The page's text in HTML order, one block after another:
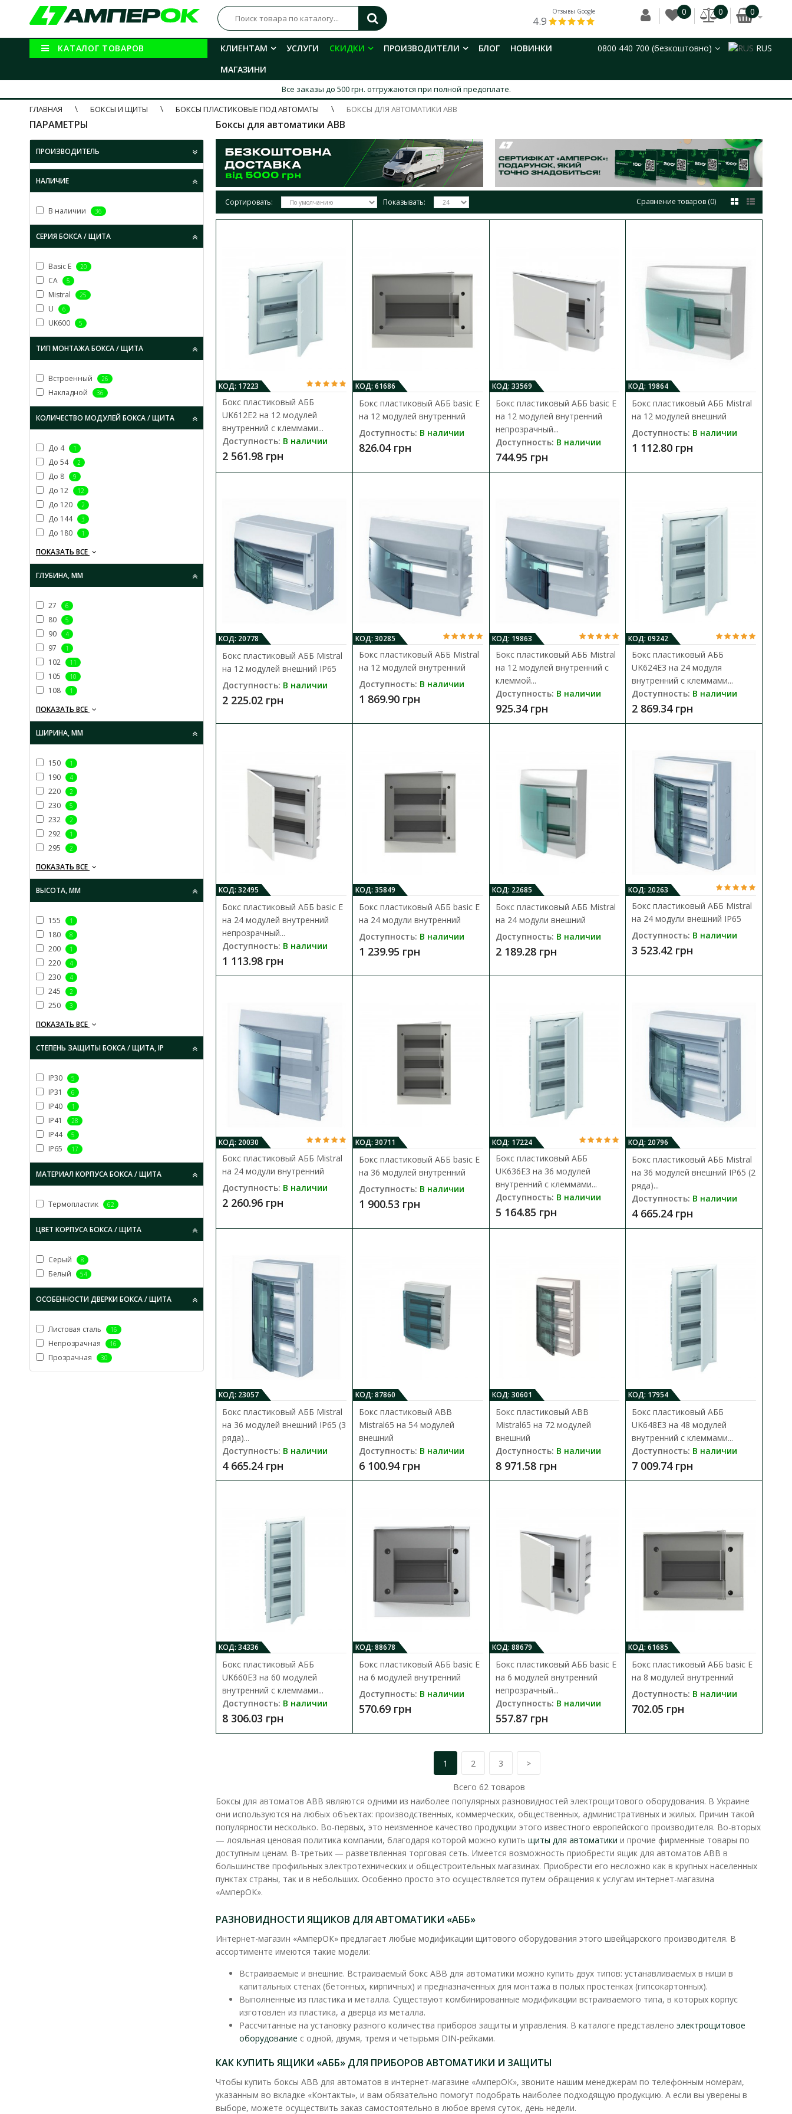
Отзывы Google
4.9
0 0 0
КАТАЛОГ ТОВАРОВ КЛИЕНТАМ УСЛУГИ СКИДКИ ПРОИЗВОДИТЕЛИ БЛОГ
НОВИНКИ
МАГАЗИНИ
0800 440 700 (безкоштовно) RUS
Все заказы до 500 грн. отгружаются при полной предоплате.
ГЛАВНАЯ
БОКСЫ И ЩИТЫ БОКСЫ ПЛАСТИКОВЫЕ ПОД АВТОМАТЫ БОКСЫ ДЛЯ АВТОМАТИКИ ABB
ПАРАМЕТРЫ
ПРОИЗВОДИТЕЛЬ
НАЛИЧИЕ
В наличии 36
СЕРИЯ БОКСА / ЩИТА
Basic E 20
CA 5
Mistral 25
U 6
UK600 5
ТИП МОНТАЖА БОКСА / ЩИТА
Встроенный 26
Накладной 36
КОЛИЧЕСТВО МОДУЛЕЙ БОКСА / ЩИТА
До 4 1
До 54 2
До 8 9
До 12 12
До 120 2
До 144 3
До 180 1
ПОКАЗАТЬ ВСЕ
ГЛУБИНА, ММ
27 6
80 5
90 4
97 1
102 11
105 10
108 1
ПОКАЗАТЬ ВСЕ
ШИРИНА, ММ
150 1
190 4
220 2
230 5
232 2
292 1
295 2
ПОКАЗАТЬ ВСЕ
ВЫСОТА, ММ
155 1
180 8
200 1
220 4
230 4
245 2
250 3
ПОКАЗАТЬ ВСЕ
СТЕПЕНЬ ЗАЩИТЫ БОКСА / ЩИТА, IP
IP30 5
IP31 6
IP40 1
IP41 28
IP44 5
IP65 17
МАТЕРИАЛ КОРПУСА БОКСА / ЩИТА
Термопластик 62
ЦВЕТ КОРПУСА БОКСА / ЩИТА
Cерый 8
Белый 54
ОСОБЕННОСТИ ДВЕРКИ БОКСА / ЩИТА
Листовая сталь 16
Непрозрачная 16
Прозрачная 30
Боксы для автоматики ABB
Сравнение товаров (0)
Сортировать: Показывать:
Доступность: В наличии
Щитки под автоматы AББ серии UK600 доступны в трех основных
вариантах: электрические (распределитель..
В сравнения
В закладки
Бокс пластиковый АББ basic E на 12 модулей внутренний
Доступность: В наличии
Боксы ABB basic E разработаны для применения в квартирах,
коттеджах и административных зданиях. Щит..
Бокс пластиковый АББ basic E на 12 модулей внутренний
Доступность: В наличии
Боксы ABB basic E разработаны для применения в квартирах,
коттеджах и административных зданиях. Щит..
744.95 грн
В сравнения
В закладки
Бокс пластиковый АББ Mistral на 12 модулей внешний
Доступность: В наличии
Новейшая система бытовых шкафов серии Mistral, входящий в новую
В КОРЗИНУ
В сравнения
В закладки
Новейшая система бытовых шкафов серии Mistral, входящий в новую
концепцию System pro E comfort, позв..
2 225.02 грн
В закладки
Бокс пластиковый АББ Mistral на 12 модулей внутренний
Доступность:
Новейшая система бытовых шкафов серии Mistral, входящий в новую
В сравнения
В закладки
Доступность:
Новейшая система бытовых шкафов серии Mistral, входящий в новую
концепцию System pro E comfort, позв..
925.34 грн
В КОРЗИНУ
В сравнения
В закладки
Бокс пластиковый AББ UK624E3 на 24 модуля
внутренний с клеммами
Доступность: В наличии
Щитки под автоматы AББ серии UK600 доступны в трех основных
вариантах: электрические (распределитель..
2 869.34 грн
В сравнения
В закладки
Бокс пластиковый АББ basic E на 24 модулей внутренний
коттеджах и административных зданиях. Щит..
1 113.98 грн
Бокс пластиковый АББ basic E на 24 модули внутренний
Боксы ABB basic E разработаны для применения в квартирах,
1 239.95 грн
В закладки
Бокс пластиковый АББ Mistral на 24 модули внешний
КОД: 17223
Бокс пластиковый AББ
UK612E2 на 12 модулей
внутренний с клеммами...
Доступность: В наличии
2 561.98 грн
КОД: 61686
Бокс пластиковый АББ basic E
на 12 модулей внутренний
Доступность: В наличии
826.04 грн
КОД: 33569
Бокс пластиковый АББ basic E
на 12 модулей внутренний
непрозрачный...
Доступность: В наличии
744.95 грн
КОД: 19864
Бокс пластиковый АББ Mistral
на 12 модулей внешний
Доступность: В наличии
1 112.80 грн
КОД: 20778
Бокс пластиковый АББ Mistral
на 12 модулей внешний IP65
Доступность: В наличии
2 225.02 грн
КОД: 30285
Бокс пластиковый АББ Mistral
на 12 модулей внутренний
Доступность: В наличии
1 869.90 грн
КОД: 19863
Бокс пластиковый АББ Mistral
на 12 модулей внутренний с
клеммой...
Доступность: В наличии
925.34 грн
КОД: 09242
Бокс пластиковый AББ
UK624E3 на 24 модуля
внутренний с клеммами...
Доступность: В наличии
2 869.34 грн
КОД: 32495
Бокс пластиковый АББ basic E
на 24 модулей внутренний
непрозрачный...
Доступность: В наличии
1 113.98 грн
КОД: 35849
Бокс пластиковый АББ basic E
на 24 модули внутренний
Доступность: В наличии
1 239.95 грн
КОД: 22685
Бокс пластиковый АББ Mistral
на 24 модули внешний
Доступность: В наличии
2 189.28 грн
КОД: 20263
Бокс пластиковый АББ Mistral
на 24 модули внешний IP65
Доступность: В наличии
3 523.42 грн
КОД: 20030
Бокс пластиковый АББ Mistral
на 24 модули внутренний
Доступность: В наличии
2 260.96 грн
КОД: 30711
Бокс пластиковый АББ basic E
на 36 модулей внутренний
Доступность: В наличии
1 900.53 грн
КОД: 17224
Бокс пластиковый AББ
UK636E3 на 36 модулей
внутренний с клеммами...
Доступность: В наличии
5 164.85 грн
КОД: 20796
Бокс пластиковый АББ Mistral
на 36 модулей внешний IP65 (2
ряда)...
Доступность: В наличии
4 665.24 грн
КОД: 23057
Бокс пластиковый АББ Mistral
на 36 модулей внешний IP65 (3
ряда)...
Доступность: В наличии
4 665.24 грн
КОД: 87860
Бокс пластиковый ABB
Mistral65 на 54 модулей
внешний
Доступность: В наличии
6 100.94 грн
КОД: 30601
Бокс пластиковый ABB
Mistral65 на 72 модулей
внешний
Доступность: В наличии
8 971.58 грн
КОД: 17954
Бокс пластиковый AББ
UK648E3 на 48 модулей
внутренний с клеммами...
Доступность: В наличии
7 009.74 грн
КОД: 34336
Бокс пластиковый AББ
UK660E3 на 60 модулей
внутренний с клеммами...
Доступность: В наличии
8 306.03 грн
КОД: 88678
Бокс пластиковый АББ basic E
на 6 модулей внутренний
Доступность: В наличии
570.69 грн
КОД: 88679
Бокс пластиковый АББ basic E
на 6 модулей внутренний
непрозрачный...
Доступность: В наличии
557.87 грн
КОД: 61685
Бокс пластиковый АББ basic E
на 8 модулей внутренний
Доступность: В наличии
702.05 грн
1 2 3 >
Всего 62 товаров
Боксы для автоматов ABB являются одними из наиболее популярных разновидностей электрощитового оборудования. В Украине
они используются на любых объектах: производственных, коммерческих, общественных, административных и жилых. Причин такой
популярности несколько. Во-первых, это неизменное качество продукции этого известного европейского производителя. Во-вторых
— лояльная ценовая политика компании, благодаря которой можно купить щиты для автоматики и прочие фирменные товары по
доступным ценам. В-третьих — разветвленная торговая сеть. Имеется возможность приобрести ящик для автоматов ABB в
большинстве профильных электротехнических и общестроительных магазинах. Приобрести его несложно как в крупных населенных
пунктах страны, так и в небольших. Особенно просто это осуществляется путем обращения к услугам интернет-магазина
«АмперОК».
РАЗНОВИДНОСТИ ЯЩИКОВ ДЛЯ АВТОМАТИКИ «АББ»
Интернет-магазин «АмперОК» предлагает любые модификации щитового оборудования этого швейцарского производителя. В
ассортименте имеются такие модели:
Встраиваемые и внешние. Встраиваемый бокс ABB для автоматики можно купить двух типов: устанавливаемых в ниши в
капитальных стенах (бетонных, кирпичных) и предназначенных для монтажа в полых простенках (гипсокартонных).
Выполненные из пластика и металла. Существуют комбинированные модификации встраиваемого типа, в которых корпус
изготовлен из пластика, а дверца из металла.
Рассчитанные на установку разного количества приборов защиты и управления. В каталоге представлено электрощитовое
оборудование с одной, двумя, тремя и четырьмя DIN-рейками.
КАК КУПИТЬ ЯЩИКИ «АББ» ДЛЯ ПРИБОРОВ АВТОМАТИКИ И ЗАЩИТЫ
Чтобы купить боксы ABB для автоматов в интернет-магазине «АмперОК», звоните нашим менеджерам по телефонным номерам,
указанным во вкладке «Контакты», и вам обязательно помогут подобрать наиболее подходящую продукцию. А если вы уверены в
выборе, можете осуществить заказ самостоятельно в любое время суток, день недели.